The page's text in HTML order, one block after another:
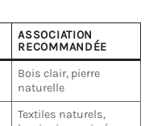
ASSOCIATION
RECOMMANDÉE
Bois clair, pierre
naturelle
Textiles naturels,